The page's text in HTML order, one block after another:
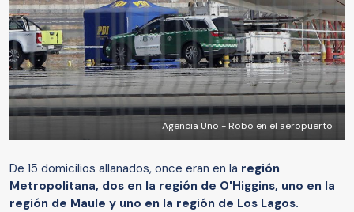
Agencia Uno - Robo en el aeropuerto
De 15 domicilios allanados, once eran en la región
Metropolitana, dos en la región de O'Higgins, uno en la
región de Maule y uno en la región de Los Lagos.